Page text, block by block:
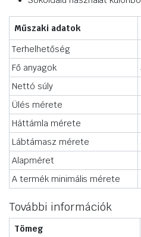
Műszaki adatok
Terhelhetőség
Fő anyagok
Nettó súly
Ülés mérete
Háttámla mérete
Lábtámasz mérete
Alapméret
A termék minimális mérete
További információk
Tömeg